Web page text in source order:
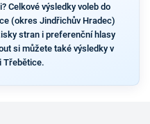
Celkové výsledky voleb do
(okres Jindřichův Hradec)
stran i preferenční hlasy
si můžete také výsledky v
Třebětice.